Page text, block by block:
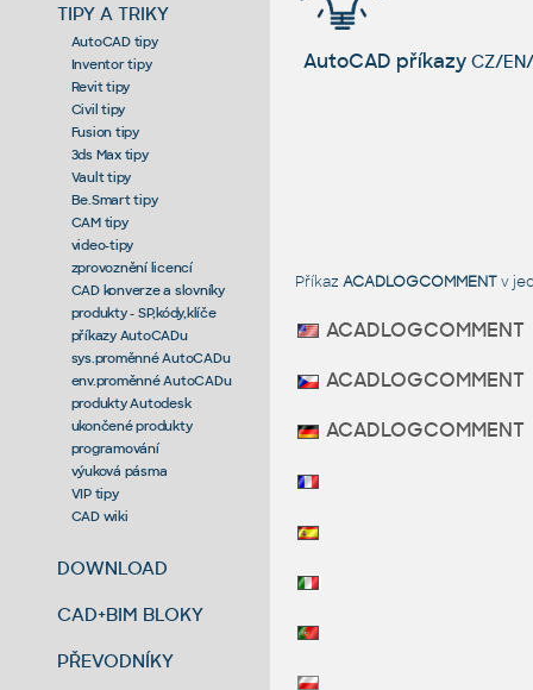
TIPY A TRIKY
AutoCAD tipy
Inventor tipy
Revit tipy
Civil tipy
Fusion tipy
3ds Max tipy
Vault tipy
Be.Smart tipy
CAM tipy
video-tipy
zprovoznění licencí
CAD konverze a slovníky
produkty - SP,kódy,klíče
příkazy AutoCADu
sys.proměnné AutoCADu
env.proměnné AutoCADu
produkty Autodesk
ukončené produkty
programování
výuková pásma
VIP tipy
CAD wiki
DOWNLOAD
CAD+BIM BLOKY
PŘEVODNÍKY
AutoCAD příkazy CZ/
Příkaz ACADLOGCOMMENTv
ACADLOGCOMMENT
ACADLOGCOMMENT
ACADLOGCOMMENT